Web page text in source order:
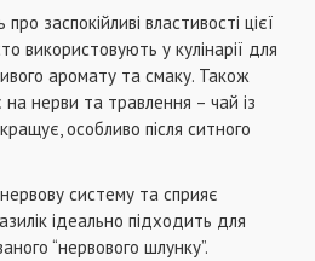
заспокійливі властивості цієї
використовують у кулінарії для
аромату та смаку. Також
нерви та травлення – чай із
особливо після ситного
систему та сприяє
ідеально підходить для
“нервового шлунку”.